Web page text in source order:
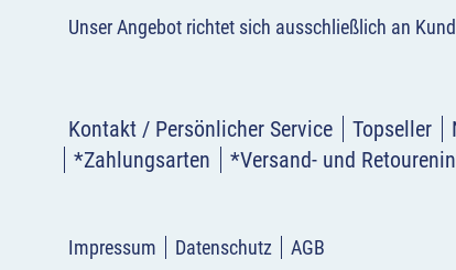
Unser Angebot richtet sich ausschließlich an
Kontakt / Persönlicher Service Topseller
*Zahlungsarten
*Versand- und
Impressum Datenschutz AGB